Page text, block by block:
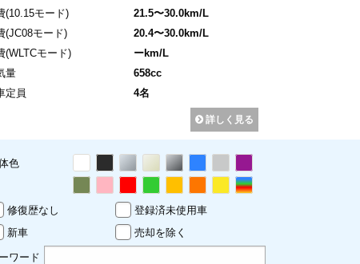
(10.15モード)
21.5〜30.0km/L
(JC08モード)
20.4〜30.0km/L
(WLTCモード)
ーkm/L
量
658cc
定員
4名
詳しく見る
色
修復歴なし
登録済未使用車
新車
売却を除く
ワード